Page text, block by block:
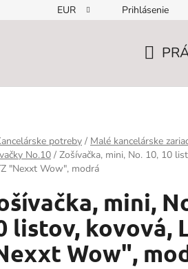
EUR Prihlásenie
potreby / Malé kancelárske
No.10 / Zošívačka, mini, No. 10, 10
"Nexxt Wow", modrá
mini,
listov, kovová,
Wow",